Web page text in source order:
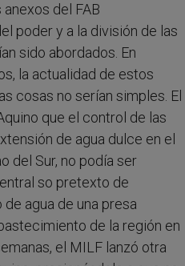
del FAB
poder y a la división de las
sido abordados. En
la actualidad de estos
cosas no serían simples. El
que el control de las
de agua dulce en el
del Sur, no podía ser
so pretexto de
agua de una presa
de la región en
el MILF lanzó otra